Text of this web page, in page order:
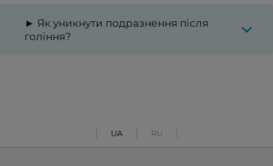
► Як уникнути подразнення після
гоління?
UA RU